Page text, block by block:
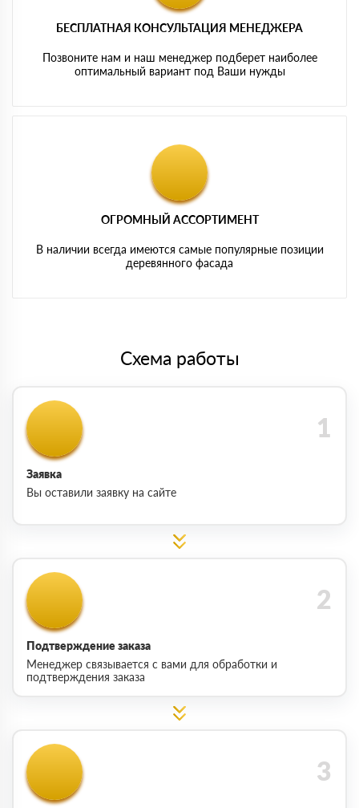
БЕСПЛАТНАЯ КОНСУЛЬТАЦИЯ МЕНЕДЖЕРА
Позвоните нам и наш менеджер подберет наиболее
оптимальный вариант под Ваши нужды
ОГРОМНЫЙ АССОРТИМЕНТ
В наличии всегда имеются самые популярные позиции
деревянного фасада
Схема работы
Заявка
Вы оставили заявку на сайте
Подтверждение заказа
Менеджер связывается с вами для обработки и
подтверждения заказа